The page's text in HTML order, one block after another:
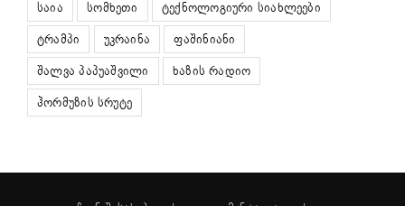
საია
სომხეთი
ტექნოლოგიური სიახლეები
ტრამპი
უკრაინა
ფაშინიანი
შალვა პაპუაშვილი
ხაზის რადიო
ჰორმუზის სრუტე